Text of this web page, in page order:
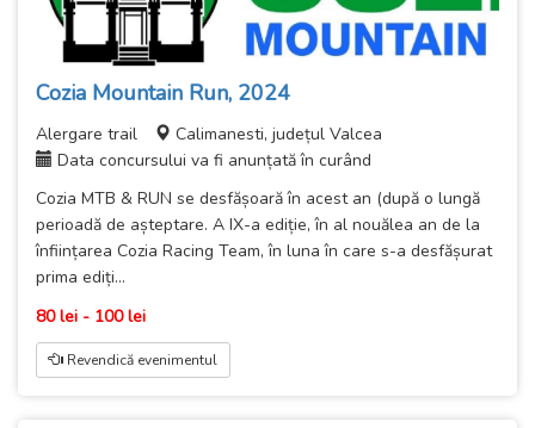
Cozia Mountain Run, 2024
Alergare trail
Calimanesti, județul Valcea
Data concursului va fi anunțată în curând
Cozia MTB & RUN se desfășoară în acest an (după o lungă
perioadă de așteptare. A IX-a ediție, în al nouălea an de la
înființarea Cozia Racing Team, în luna în care s-a desfășurat
prima ediți...
80 lei - 100 lei
Revendică evenimentul